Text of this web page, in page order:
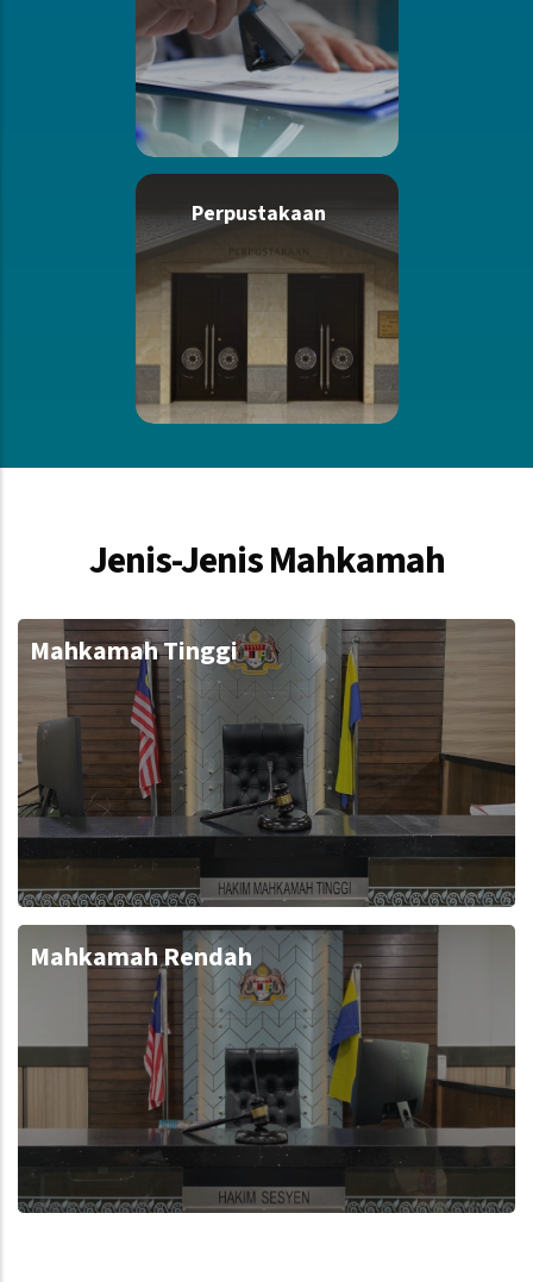
Perpustakaan
Jenis-Jenis Mahkamah
Mahkamah Tinggi
Mahkamah Rendah